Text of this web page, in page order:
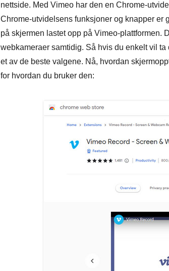
nettside. Med Vimeo har den en Chrome-
Chrome-utvidelsens funksjoner og knapper er
på skjermen lastet opp på Vimeo-plattformen.
webkameraer samtidig. Så hvis du enkelt vil
et av de beste valgene. Nå, hvordan
for hvordan du bruker den: